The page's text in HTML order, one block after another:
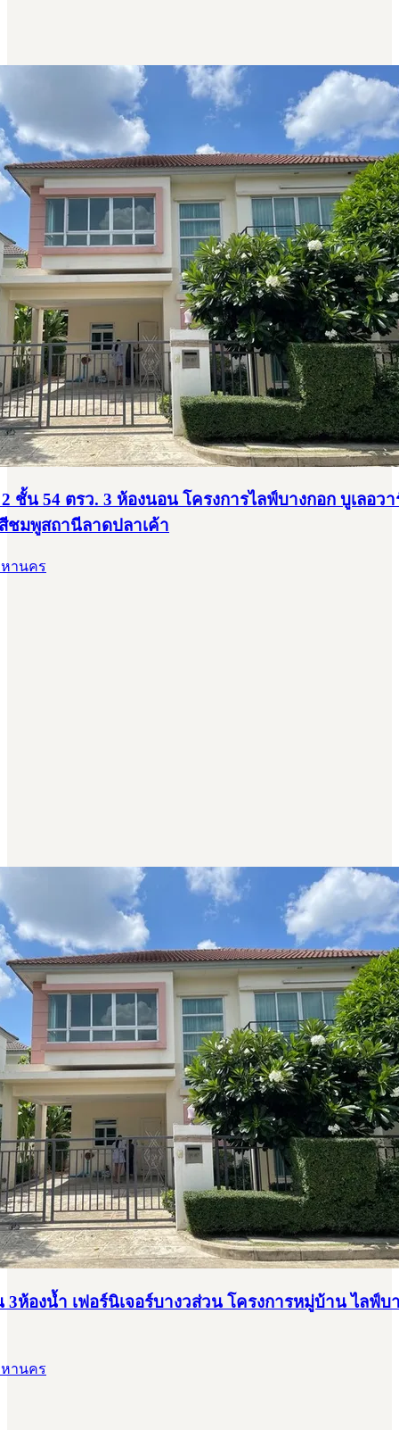
ชั้น 54 ตรว. 3 ห้องนอน โครงการไลฟ์บางกอก บูเลอว
ชมพูสถานีลาดปลาเค้า
หานคร
3ห้องน้ำ เฟอร์นิเจอร์บางวส่วน โครงการหมู่บ้าน ไลฟ์บ
หานคร